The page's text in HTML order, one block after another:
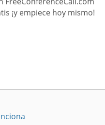
¡y empiece hoy mismo!